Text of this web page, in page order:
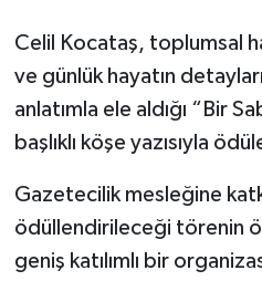
Celil Kocataş, toplumsal
ve günlük hayatın
anlatımla ele aldığı “Bir
başlıklı köşe yazısıyla
Gazetecilik mesleğine
ödüllendirileceği törenin
geniş katılımlı bir